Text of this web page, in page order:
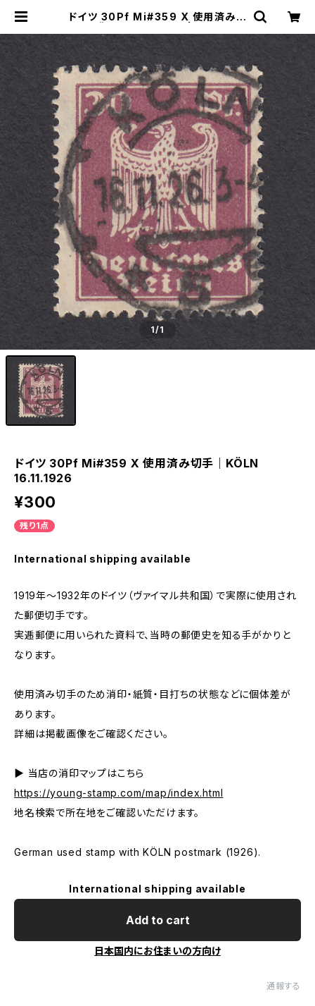
ドイツ 30Pf Mi#359 X 使用済み切
ンプのネットショップ | Young Sta
mp
1/1
ドイツ 30Pf Mi#359 X 使用済み切手｜KÖLN
16.11.1926
¥300
残り1点
International shipping available
1919年～1932年のドイツ（ヴァイマル共和国）で実際に使用され
た郵便切手です。
実逓郵便に用いられた資料で、当時の郵便史を知る手がかりと
なります。
使用済み切手のため消印・紙質・目打ちの状態などに個体差が
あります。
詳細は掲載画像をご確認ください。
▶ 当店の消印マップはこちら
https://young-stamp.com/map/index.html
地名検索で所在地をご確認いただけます。
German used stamp with KÖLN postmark (1926).
International shipping available
Add to cart
日本国内にお住まいの方向け
通報する